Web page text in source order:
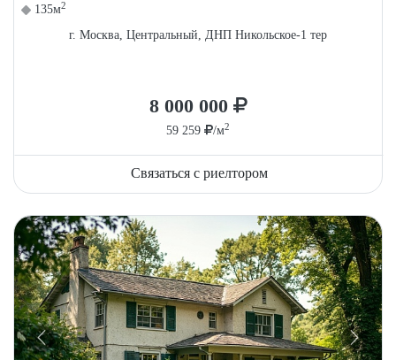
135м2
г. Москва, Центральный, ДНП Никольское-1 тер
8 000 000
59 259 /м2
Связаться с риелтором